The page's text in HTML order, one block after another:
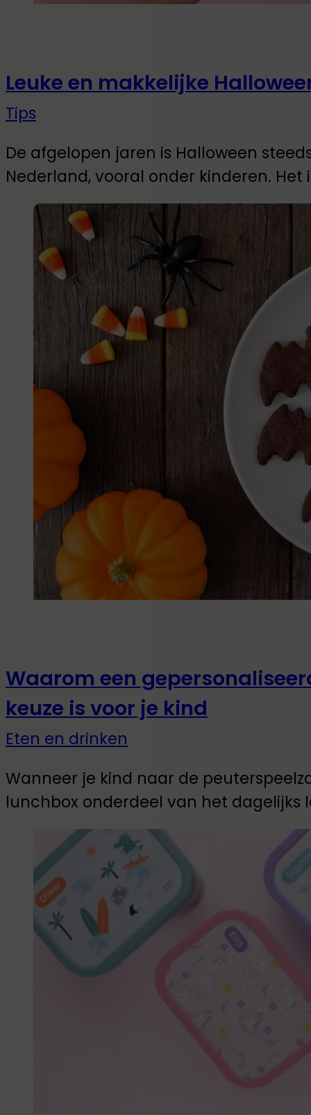
Leuke en makkelijke
Tips
De afgelopen jaren is Halloween
Nederland, vooral onder kinderen.
Waarom een
keuze is voor je kind
Eten en drinken
Wanneer je kind naar de
lunchbox onderdeel van het dagelijks